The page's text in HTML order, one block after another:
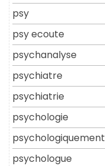
psy
psy ecoute
psychanalyse
psychiatre
psychiatrie
psychologie
psychologiquement
psychologue